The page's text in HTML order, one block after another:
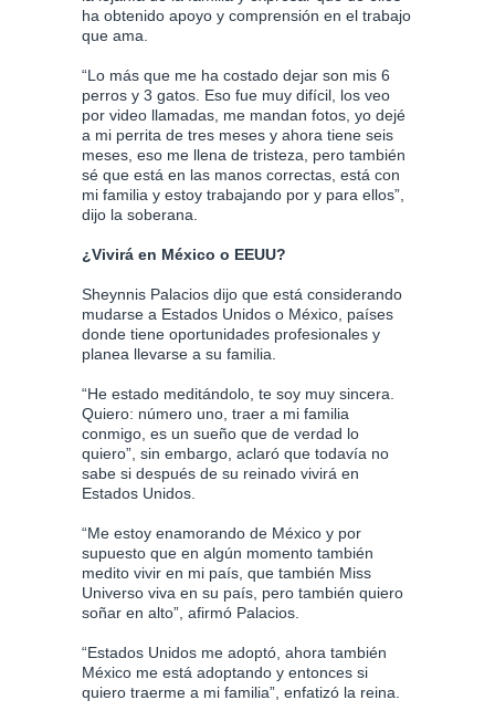
ha obtenido apoyo y comprensión en el trabajo
que ama.
“Lo más que me ha costado dejar son mis 6
perros y 3 gatos. Eso fue muy difícil, los veo
por video llamadas, me mandan fotos, yo dejé
a mi perrita de tres meses y ahora tiene seis
meses, eso me llena de tristeza, pero también
sé que está en las manos correctas, está con
mi familia y estoy trabajando por y para ellos”,
dijo la soberana.
¿Vivirá en México o EEUU?
Sheynnis Palacios dijo que está considerando
mudarse a Estados Unidos o México, países
donde tiene oportunidades profesionales y
planea llevarse a su familia.
“He estado meditándolo, te soy muy sincera.
Quiero: número uno, traer a mi familia
conmigo, es un sueño que de verdad lo
quiero”, sin embargo, aclaró que todavía no
sabe si después de su reinado vivirá en
Estados Unidos.
“Me estoy enamorando de México y por
supuesto que en algún momento también
medito vivir en mi país, que también Miss
Universo viva en su país, pero también quiero
soñar en alto”, afirmó Palacios.
“Estados Unidos me adoptó, ahora también
México me está adoptando y entonces si
quiero traerme a mi familia”, enfatizó la reina.